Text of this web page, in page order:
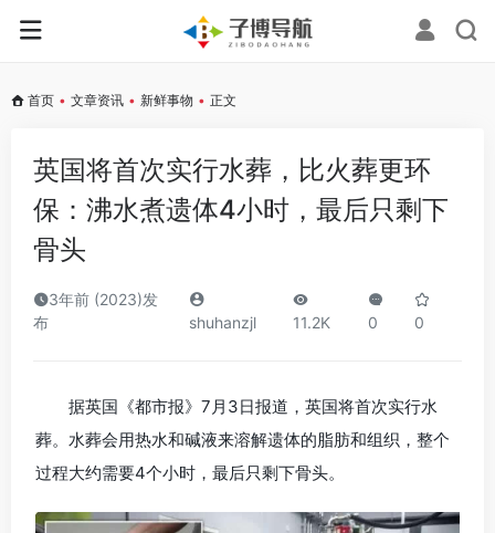
首页 • 文章资讯 • 新鲜事物 • 正文
英国将首次实行水葬，比火葬更环
保：沸水煮遗体4小时，最后只剩下
骨头
3年前 (2023)发
布
shuhanzjl 11.2K 0 0
据英国《都市报》7月3日报道，英国将首次实行水
葬。水葬会用热水和碱液来溶解遗体的脂肪和组织，整个
过程大约需要4个小时，最后只剩下骨头。